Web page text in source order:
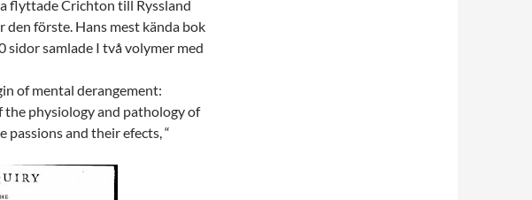
flyttade Crichton till Ryssland
förste. Hans mest kända bok
sidor samlade I två volymer med
of mental derangement:
the physiology and pathology of
and their efects, “